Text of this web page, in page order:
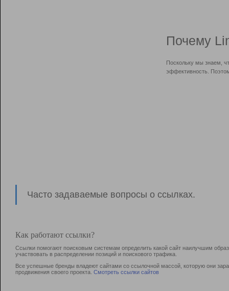
Почему
Поскольку мы знаем,
эффективность.
Часто задаваемые вопросы о ссылках.
Как работают ссылки?
Ссылки помогают поисковым системам определить какой сайт наилучшим
участвовать в раcпределении позиций и поискового трафика.
Все успешные бренды владеют сайтами со ссылочной массой, которую они
продвижения своего проекта. Смотреть ссылки сайтов